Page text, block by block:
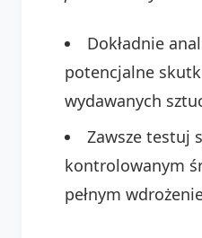
Dokładnie
potencjalne
wydawanych
Zawsze testuj
kontrolowanym
pełnym